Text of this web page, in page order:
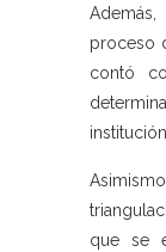
proceso
contó
que se